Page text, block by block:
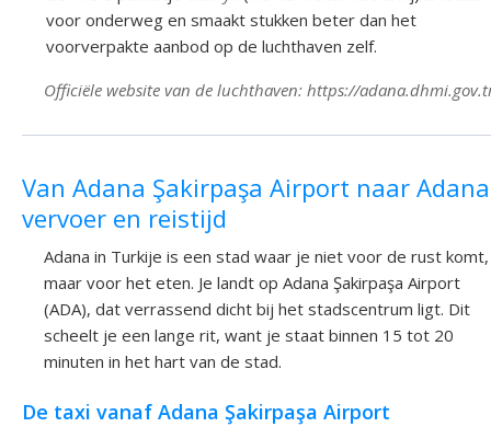
voor onderweg en smaakt stukken beter dan het
voorverpakte aanbod op de luchthaven zelf.
Officiële website van de luchthaven: https://
Van Adana Şakirpaşa Airport naar
vervoer en reistijd
Adana in Turkije is een stad waar je niet voor de rust komt,
maar voor het eten. Je landt op Adana Şakirpaşa Airport
(ADA), dat verrassend dicht bij het stadscentrum ligt. Dit
scheelt je een lange rit, want je staat binnen 15 tot 20
minuten in het hart van de stad.
De taxi vanaf Adana Şakirpaşa Airport